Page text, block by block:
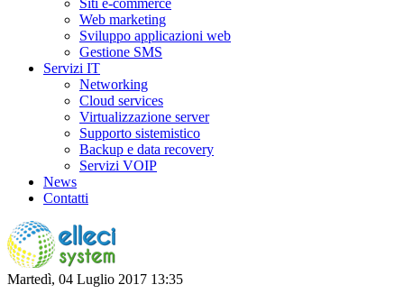
Siti e-commerce
Web marketing
Sviluppo applicazioni web
Gestione SMS
Servizi IT
Networking
Cloud services
Virtualizzazione server
Supporto sistemistico
Backup e data recovery
Servizi VOIP
News
Contatti
Martedì, 04 Luglio 2017 13:35